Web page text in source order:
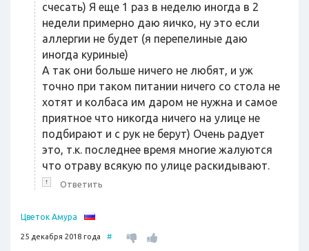
счесать) Я еще 1 раз в неделю иногда в 2
недели примерно даю яичко, ну это если
аллергии не будет (я перепелиные даю
иногда куриные)
А так они больше ничего не любят, и уж
точно при таком питании ничего со стола не
хотят и колбаса им даром не нужна и самое
приятное что никогда ничего на улице не
подбирают и с рук не берут) Очень радует
это, т.к. последнее время многие жалуются
что отраву всякую по улице раскидывают.
↑ Ответить
Цветок Амура
25 декабря 2018 года #